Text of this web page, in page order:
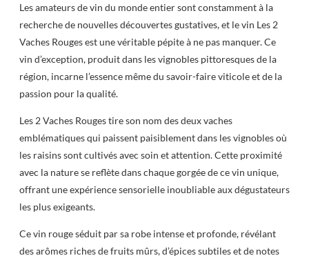
Les amateurs de vin du monde entier sont constamment à la
recherche de nouvelles découvertes gustatives, et le vin Les 2
Vaches Rouges est une véritable pépite à ne pas manquer. Ce
vin d’exception, produit dans les vignobles pittoresques de la
région, incarne l’essence même du savoir-faire viticole et de la
passion pour la qualité.
Les 2 Vaches Rouges tire son nom des deux vaches
emblématiques qui paissent paisiblement dans les vignobles où
les raisins sont cultivés avec soin et attention. Cette proximité
avec la nature se reflète dans chaque gorgée de ce vin unique,
offrant une expérience sensorielle inoubliable aux dégustateurs
les plus exigeants.
Ce vin rouge séduit par sa robe intense et profonde, révélant
des arômes riches de fruits mûrs, d’épices subtiles et de notes